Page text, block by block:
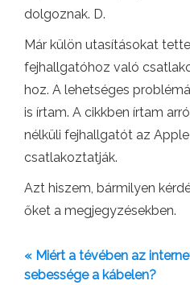
dolgoznak. D.
Már külön utasításokat
fejhallgatóhoz való
hoz. A lehetséges
is írtam. A cikkben írtam
nélküli fejhallgatót az
csatlakoztatják.
Azt hiszem, bármilyen
őket a megjegyzésekben.
« Miért a tévében az
sebessége a kábelen?